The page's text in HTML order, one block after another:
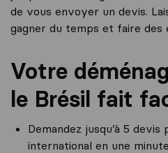
de vous envoyer un devis.
gagner du temps et faire des
Votre
le Brésil fait
Demandez jusqu’à 5
international en une